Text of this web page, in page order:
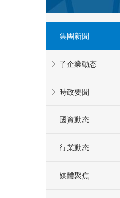
集團新聞
子企業動态
時政要聞
國資動态
行業動态
媒體聚焦